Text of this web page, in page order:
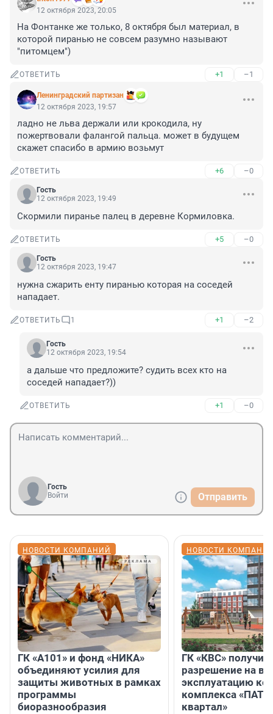
12 октября 2023, 20:05
На Фонтанке же только, 8 октября был материал, в
которой пиранью не совсем разумно называют
"питомцем")
ОТВЕТИТЬ +1 –1
Ленинградский партизан
12 октября 2023, 19:57
ладно не льва держали или крокодила, ну
пожертвовали фалангой пальца. может в будущем
скажет спасибо в армию возьмут
ОТВЕТИТЬ +6 –0
Гость
12 октября 2023, 19:49
Скормили пиранье палец в деревне Кормиловка.
ОТВЕТИТЬ +5 –0
Гость
12 октября 2023, 19:47
нужна сжарить енту пиранью которая на соседей
нападает.
ОТВЕТИТЬ 1 +1 –2
Гость
12 октября 2023, 19:54
а дальше что предложите? судить всех кто на
соседей нападает?))
ОТВЕТИТЬ +1 –0
Гость
Войти
Отправить
НОВОСТИ КОМПАНИЙ
ГК «А101» и фонд «НИКА»
объединяют усилия для
защиты животных в рамках
программы
биоразнообразия
НОВОСТИ
ГК «КВС»
разрешение на
эксплуатацию
комплекса
квартал»